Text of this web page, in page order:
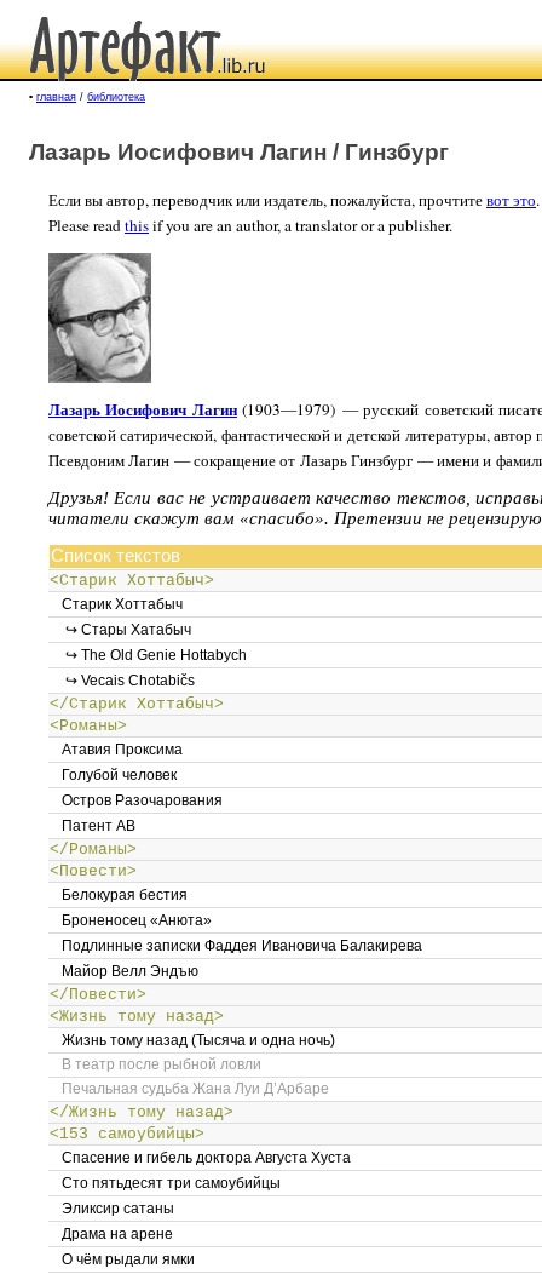
▪ главная / библиотека
Лазарь Иосифович Лагин / Гинзбург
Если вы автор, переводчик или издатель, пожалуйста, прочтитевот это.
Please readthisif you are an author, a translator or a publisher.
Лазарь Иосифович Лагин(1903—1979) — русский советский
советской сатирической, фантастической и детской литературы,
Псевдоним Лагин — сокращение от Лазарь Гинзбург — имени и
Друзья! Если вас не устраивает качество текстов,
читатели скажут вам «спасибо». Претензии не
Список текстов
<Старик Хоттабыч>
Старик Хоттабыч
↪ Стары Хатабыч
↪ The Old Genie Hottabych
↪ Vecais Chotabičs
</Старик Хоттабыч>
<Романы>
Атавия Проксима
Голубой человек
Остров Разочарования
Патент АВ
</Романы>
<Повести>
Белокурая бестия
Броненосец «Анюта»
Подлинные записки Фаддея Ивановича Балакирева
Майор Велл Эндъю
</Повести>
<Жизнь тому назад>
Жизнь тому назад (Тысяча и одна ночь)
В театр после рыбной ловли
Печальная судьба Жана Луи Д’Арбаре
</Жизнь тому назад>
<153 самоубийцы>
Спасение и гибель доктора Августа Хуста
Сто пятьдесят три самоубийцы
Эликсир сатаны
Драма на арене
О чём рыдали ямки